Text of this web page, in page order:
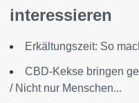
interessieren
Erkältungszeit: So
CBD-Kekse bringen
/ Nicht nur Menschen...